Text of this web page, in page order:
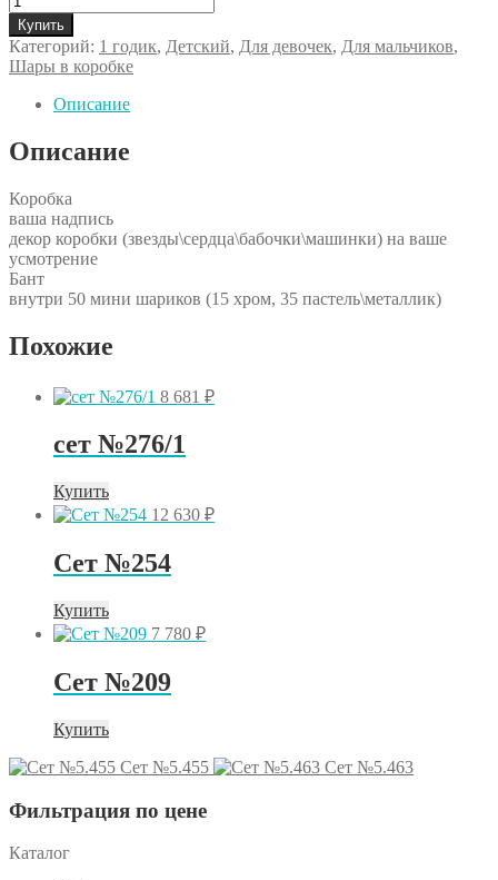
товара
Коробка+мини
шарики
любого
цвета
Купить
Категорий: 1 годик, Детский, Для девочек, Для мальчиков,
Шары в коробке
Описание
Описание
Коробка
ваша надпись
декор коробки (звезды\сердца\бабочки\машинки) на ваше
усмотрение
Бант
внутри 50 мини шариков (15 хром, 35 пастель\металлик)
Похожие
8 681 ₽
сет №276/1
Купить
12 630 ₽
Сет №254
Купить
7 780 ₽
Сет №209
Купить
Сет №5.455
Сет №5.463
Фильтрация по цене
Каталог